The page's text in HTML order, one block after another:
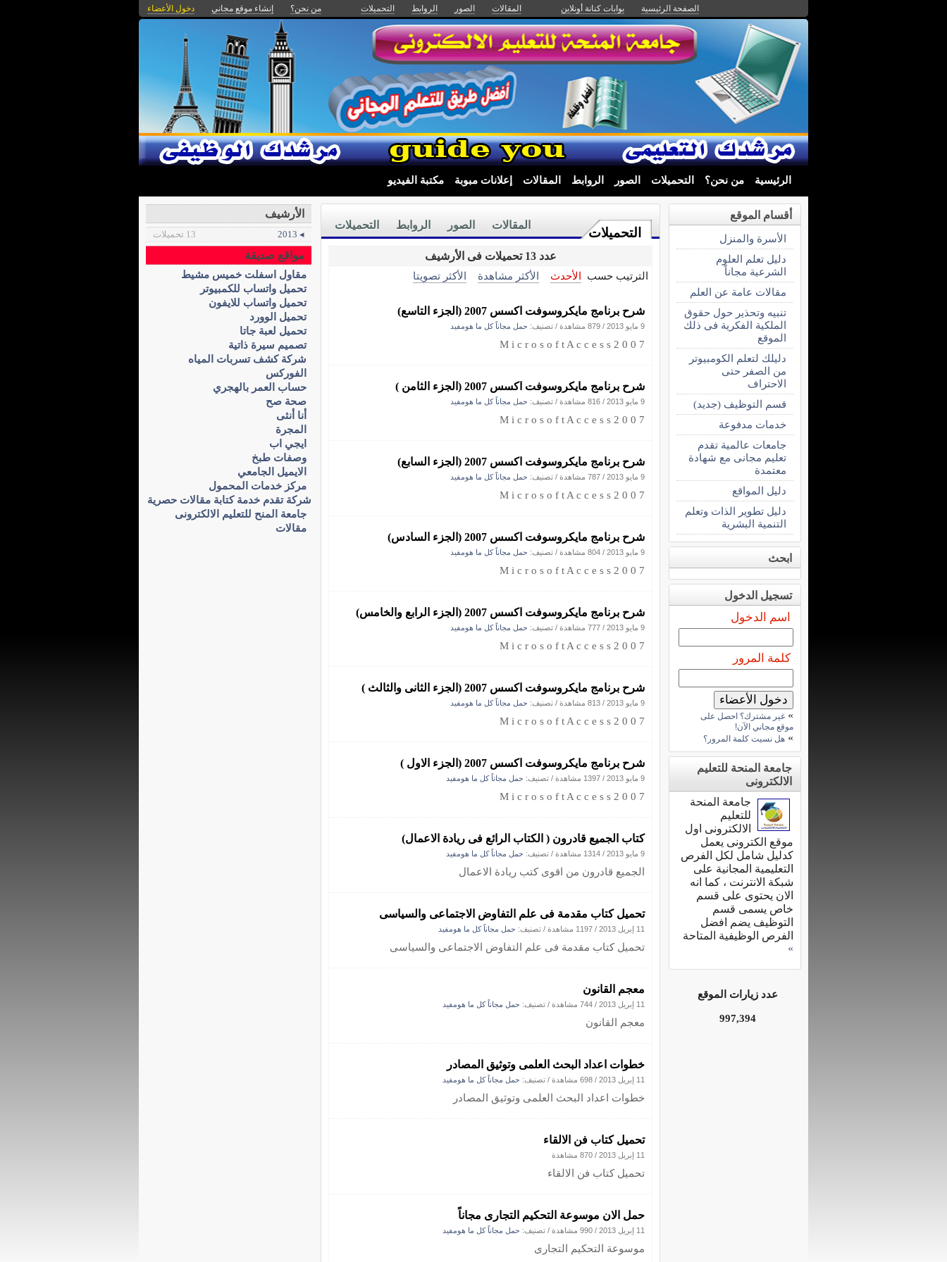
الصفحة الرئيسية بوابات كنانة أونلاين المقالات الصور الروابط التحميلات من نحن؟ إنشاء موقع مجاني دخول الأعضاء
الرئيسية من نحن؟ التحميلات الصور الروابط المقالات إعلانات مبوبة مكتبة الفيديو
التحميلات
التحميلات الروابط الصور المقالات
عدد 13 تحميلات فى الأرشيف
الترتيب حسب الأحدث الأكثر مشاهدة الأكثر تصويتا
شرح برنامج مايكروسوفت اكسس 2007 (الجزء التاسع)
9 مايو 2013 / 879 مشاهدة / تصنيف: حمل مجاناً كل ما هومفيد
M i c r o s o f t A c c e s s 2 0 0 7
شرح برنامج مايكروسوفت اكسس 2007 (الجزء الثامن )
9 مايو 2013 / 816 مشاهدة / تصنيف: حمل مجاناً كل ما هومفيد
M i c r o s o f t A c c e s s 2 0 0 7
شرح برنامج مايكروسوفت اكسس 2007 (الجزء السابع)
9 مايو 2013 / 787 مشاهدة / تصنيف: حمل مجاناً كل ما هومفيد
M i c r o s o f t A c c e s s 2 0 0 7
شرح برنامج مايكروسوفت اكسس 2007 (الجزء السادس)
9 مايو 2013 / 804 مشاهدة / تصنيف: حمل مجاناً كل ما هومفيد
M i c r o s o f t A c c e s s 2 0 0 7
شرح برنامج مايكروسوفت اكسس 2007 (الجزء الرابع والخامس)
9 مايو 2013 / 777 مشاهدة / تصنيف: حمل مجاناً كل ما هومفيد
M i c r o s o f t A c c e s s 2 0 0 7
شرح برنامج مايكروسوفت اكسس 2007 (الجزء الثانى والثالث )
9 مايو 2013 / 813 مشاهدة / تصنيف: حمل مجاناً كل ما هومفيد
M i c r o s o f t A c c e s s 2 0 0 7
شرح برنامج مايكروسوفت اكسس 2007 (الجزء الاول )
9 مايو 2013 / 1397 مشاهدة / تصنيف: حمل مجاناً كل ما هومفيد
M i c r o s o f t A c c e s s 2 0 0 7
كتاب الجميع قادرون ( الكتاب الرائع فى ريادة الاعمال)
9 مايو 2013 / 1314 مشاهدة / تصنيف: حمل مجاناً كل ما هومفيد
الجميع قادرون من اقوى كتب ريادة الاعمال
تحميل كتاب مقدمة فى علم التفاوض الاجتماعى والسياسى
11 إبريل 2013 / 1197 مشاهدة / تصنيف: حمل مجاناً كل ما هومفيد
تحميل كتاب مقدمة فى علم التفاوض الاجتماعى والسياسى
معجم القانون
11 إبريل 2013 / 744 مشاهدة / تصنيف: حمل مجاناً كل ما هومفيد
معجم القانون
خطوات اعداد البحث العلمى وتوثيق المصادر
11 إبريل 2013 / 698 مشاهدة / تصنيف: حمل مجاناً كل ما هومفيد
خطوات اعداد البحث العلمى وتوثيق المصادر
تحميل كتاب فن الالقاء
11 إبريل 2013 / 870 مشاهدة
تحميل كتاب فن الالقاء
حمل الان موسوعة التحكيم التجارى مجاناً
11 إبريل 2013 / 990 مشاهدة / تصنيف: حمل مجاناً كل ما هومفيد
موسوعة التحكيم التجارى
أقسام الموقع
الأسرة والمنزل
دليل تعلم العلوم
الشرعية مجاناً
مقالات عامة عن العلم
تنبيه وتحذير حول حقوق
الملكية الفكرية فى ذلك
الموقع
دليلك لتعلم الكومبيوتر
من الصفر حتى
الاحتراف
قسم التوظيف (جديد)
خدمات مدفوعة
جامعات عالمية تقدم
تعليم مجانى مع شهادة
معتمدة
دليل المواقع
دليل تطوير الذات وتعلم
التنمية البشرية
ابحث
تسجيل الدخول
اسم الدخول
كلمة المرور
» غير مشترك؟ احصل على
موقع مجاني الآن!
» هل نسيت كلمة المرور؟
جامعة المنحة للتعليم
الالكترونى
جامعة المنحة
للتعليم
الالكترونى اول
موقع الكترونى يعمل
كدليل شامل لكل الفرص
التعليمية المجانية على
شبكة الانترنت ، كما انه
الان يحتوى على قسم
خاص يسمى قسم
التوظيف يضم افضل
الفرص الوظيفية المتاحة
»
عدد زيارات الموقع
997,394
الأرشيف
◂ 2013 13 تحميلات
مواقع صديقة
مقاول اسفلت خميس مشيط
تحميل واتساب للكمبيوتر
تحميل واتساب للايفون
تحميل الوورد
تحميل لعبة جاتا
تصميم سيرة ذاتية
شركة كشف تسربات المياه
الفوركس
حساب العمر بالهجري
صحة صح
أنا أنثى
المجرة
ايجي اب
وصفات طبخ
الايميل الجامعي
مركز خدمات المحمول
شركة تقدم خدمة كتابة مقالات حصرية
جامعة المنح للتعليم الالكترونى
مقالات